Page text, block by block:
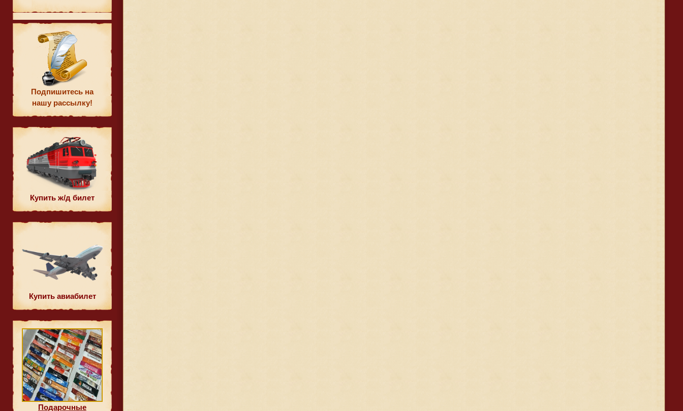
Подпишитесь на
нашу рассылку!
Купить ж/д билет
Купить авиабилет
Подарочные